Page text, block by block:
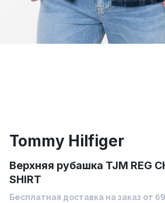
Tommy Hilfiger
Верхняя рубашка TJM REG
SHIRT
Бесплатная доставка на заказ от